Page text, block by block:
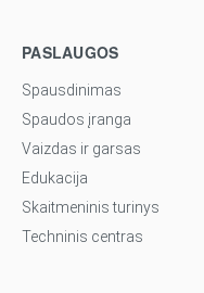
PASLAUGOS
Spausdinimas
Spaudos įranga
Vaizdas ir garsas
Edukacija
Skaitmeninis turinys
Techninis centras